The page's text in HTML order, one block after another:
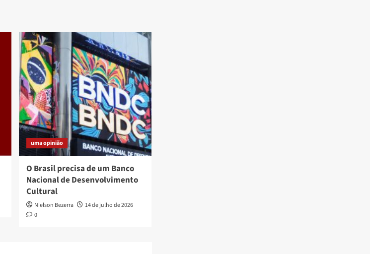
uma opinião
O Brasil precisa de um Banco
Nacional de Desenvolvimento
Cultural
Nielson Bezerra
14 de julho de 2026
0